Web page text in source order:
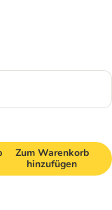
Zum Warenkorb
hinzufügen